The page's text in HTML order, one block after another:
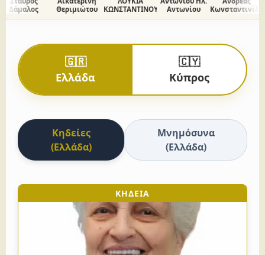
Δάμαλος
Θεριμιώτου
ΚΩΝΣΤΑΝΤΙΝΟΥ
Αντωνίου
Κωνσταντινίδης
🇬🇷
Ελλάδα
🇨🇾
Κύπρος
Κηδείες
(Ελλάδα)
Μνημόσυνα
(Ελλάδα)
ΚΗΔΕΙΑ